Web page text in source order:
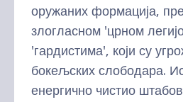
оружаних формација,
злогласном 'црном
'гардистима', који су
бокељских слободара.
енергично чистио